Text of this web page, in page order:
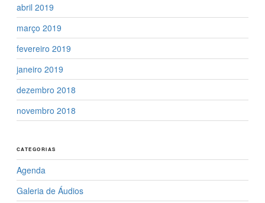
abril 2019
março 2019
fevereiro 2019
janeiro 2019
dezembro 2018
novembro 2018
CATEGORIAS
Agenda
Galeria de Áudios